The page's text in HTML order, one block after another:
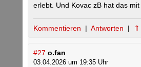
erlebt. Und Kovac zB hat das mit
Kommentieren | Antworten | ⇑
#27 o.fan
03.04.2026 um 19:35 Uhr